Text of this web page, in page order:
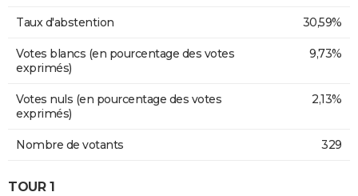
Taux d'abstention 30,59%
Votes blancs (en pourcentage des votes
exprimés)
9,73%
Votes nuls (en pourcentage des votes
exprimés)
2,13%
Nombre de votants 329
TOUR 1